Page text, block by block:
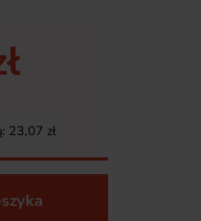
23,07 zł